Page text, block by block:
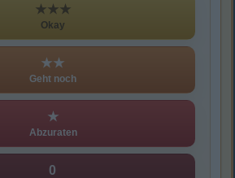
★★★
Okay
★★
Geht noch
★
Abzuraten
0